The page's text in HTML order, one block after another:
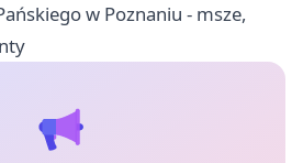
w Poznaniu - msze,